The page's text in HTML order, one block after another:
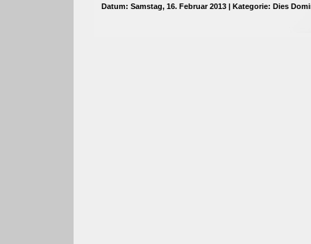
Datum: Samstag, 16. Februar 2013 | Kategorie: Dies